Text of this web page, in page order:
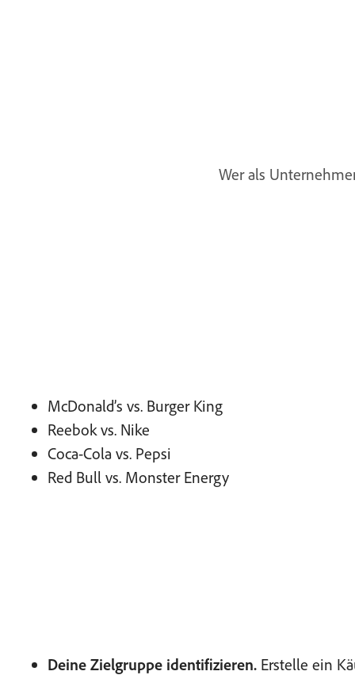
Wer als
McDonald’s vs. Burger King
Reebok vs. Nike
Coca-Cola vs. Pepsi
Red Bull vs. Monster Energy
Deine Zielgruppe identifizieren. Erstelle ein